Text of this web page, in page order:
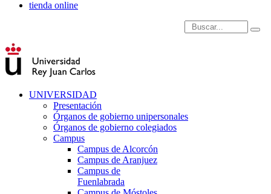
tienda online
Introduce términos de
UNIVERSIDAD
Presentación
Órganos de gobierno unipersonales
Órganos de gobierno colegiados
Campus
Campus de Alcorcón
Campus de Aranjuez
Campus de
Fuenlabrada